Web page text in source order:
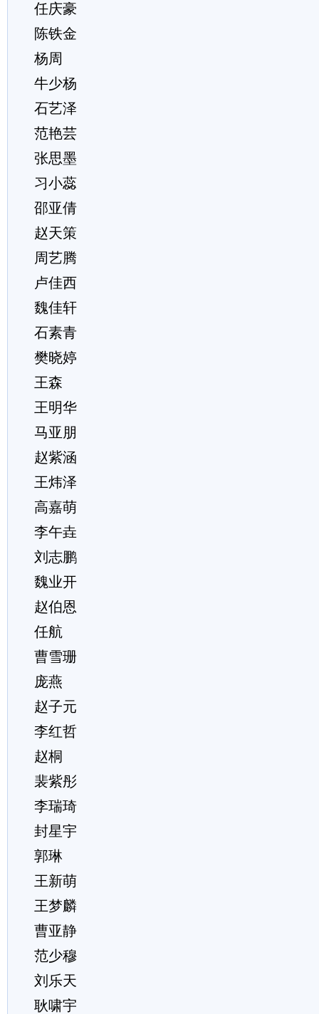
任庆豪
陈铁金
杨周
牛少杨
石艺泽
范艳芸
张思墨
习小蕊
邵亚倩
赵天策
周艺腾
卢佳西
魏佳轩
石素青
樊晓婷
王森
王明华
马亚朋
赵紫涵
王炜泽
高嘉萌
李午垚
刘志鹏
魏业开
赵伯恩
任航
曹雪珊
庞燕
赵子元
李红哲
赵桐
裴紫彤
李瑞琦
封星宇
郭琳
王新萌
王梦麟
曹亚静
范少穆
刘乐天
耿啸宇